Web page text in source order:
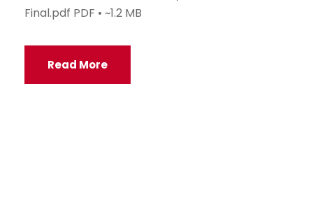
Final.pdf PDF • ~1.2 MB
Read More